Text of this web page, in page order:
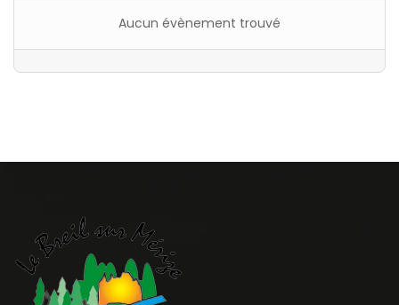
Aucun évènement trouvé